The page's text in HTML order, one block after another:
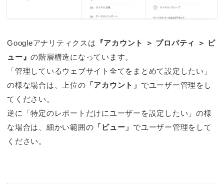
Googleアナリティクスは 『アカウント ＞ プロパティ ＞ ビ
ュー』の階層構造になっています。
「管理しているウェブサイト全てをまとめて設定したい」
の様な場合は、上位の 「アカウント」 でユーザー管理をし
てください。
逆に「特定のレポートだけにユーザーを設定したい」の様
な場合は、細かい範囲の 「ビュー」 でユーザー管理をして
ください。